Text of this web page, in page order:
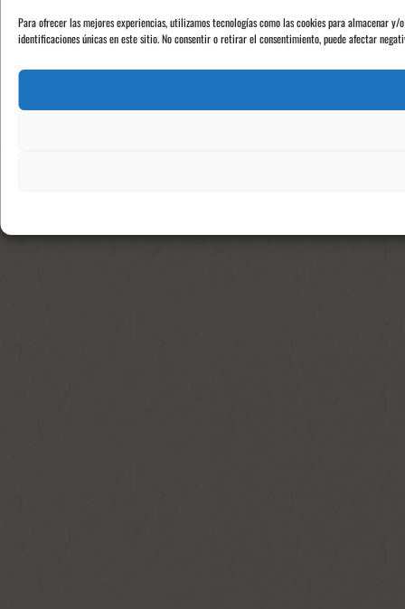
Para ofrecer las mejores experiencias, utilizamos tecnologías como las cookies para almacenar
identificaciones únicas en este sitio. No consentir o retirar el consentimiento, puede afectar